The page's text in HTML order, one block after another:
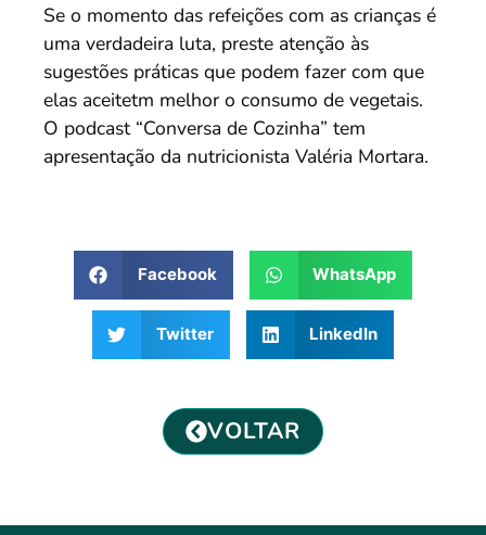
Se o momento das refeições com as crianças é
uma verdadeira luta, preste atenção às
sugestões práticas que podem fazer com que
elas aceitetm melhor o consumo de vegetais.
O podcast “Conversa de Cozinha” tem
apresentação da nutricionista Valéria Mortara.
Facebook WhatsApp
Twitter LinkedIn
VOLTAR